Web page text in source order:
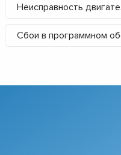
Неисправность
Сбои в программном